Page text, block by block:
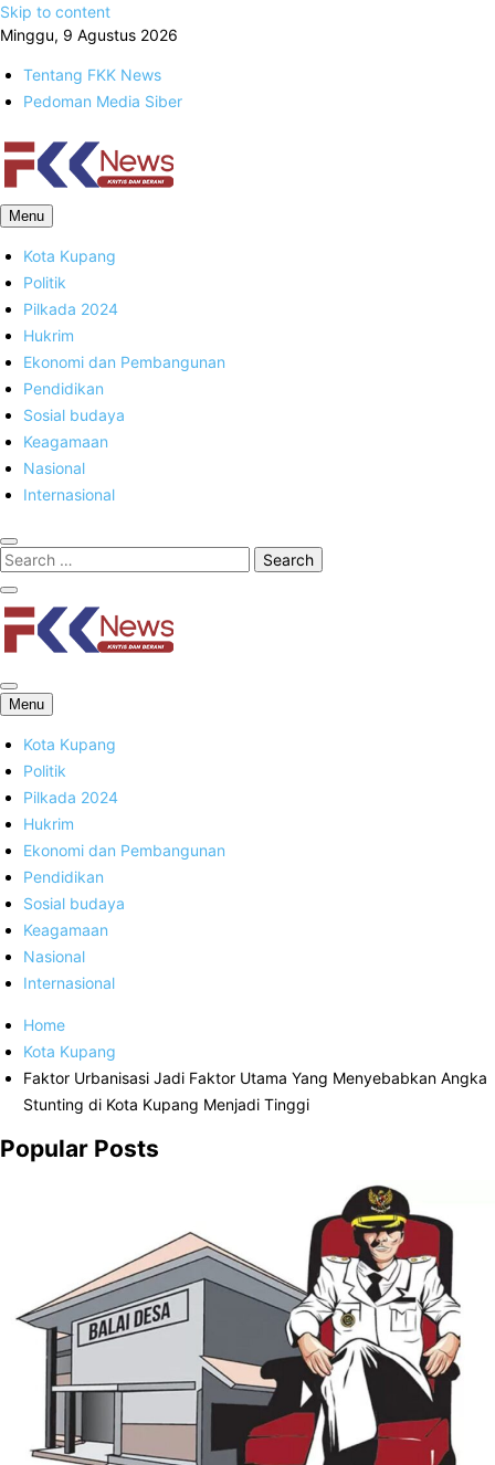
Skip to content
Minggu, 9 Agustus 2026
Tentang FKK News
Pedoman Media Siber
FKK News
Menu
Kota Kupang
Politik
Pilkada 2024
Hukrim
Ekonomi dan Pembangunan
Pendidikan
Sosial budaya
Keagamaan
Nasional
Internasional
FKK News
Menu
Kota Kupang
Politik
Pilkada 2024
Hukrim
Ekonomi dan Pembangunan
Pendidikan
Sosial budaya
Keagamaan
Nasional
Internasional
Home
Kota Kupang
Faktor Urbanisasi Jadi Faktor Utama Yang Menyebabkan Angka
Stunting di Kota Kupang Menjadi Tinggi
Popular Posts